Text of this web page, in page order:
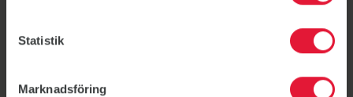
Statistik
Marknadsföring
2022. Friskis sessions are usually held in the Mirror